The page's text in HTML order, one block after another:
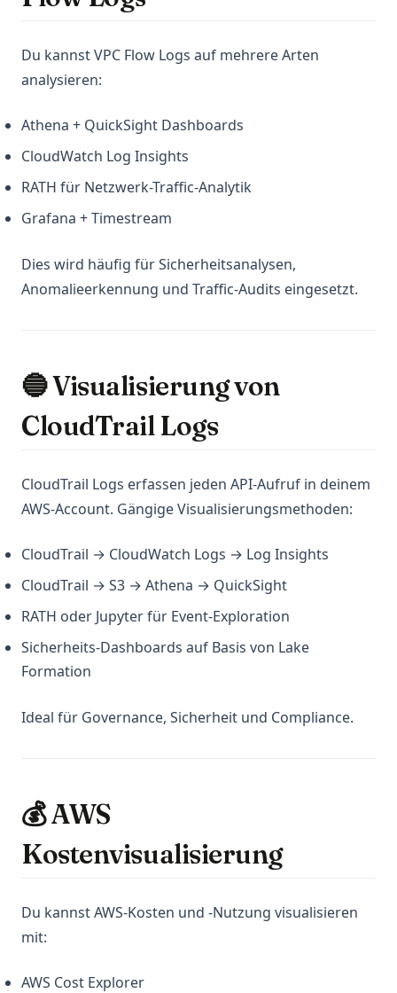
Du kannst VPC Flow Logs auf mehrere Arten
analysieren:
Athena + QuickSight Dashboards
CloudWatch Log Insights
RATH für Netzwerk-Traffic-Analytik
Grafana + Timestream
Dies wird häufig für Sicherheitsanalysen,
Anomalieerkennung und Traffic-Audits eingesetzt.
🔵 Visualisierung von
CloudTrail Logs
CloudTrail Logs erfassen jeden API-Aufruf in deinem
AWS-Account. Gängige Visualisierungsmethoden:
CloudTrail → CloudWatch Logs → Log Insights
CloudTrail → S3 → Athena → QuickSight
RATH oder Jupyter für Event-Exploration
Sicherheits-Dashboards auf Basis von Lake
Formation
Ideal für Governance, Sicherheit und Compliance.
💰 AWS
Kostenvisualisierung
Du kannst AWS-Kosten und -Nutzung visualisieren
mit:
AWS Cost Explorer